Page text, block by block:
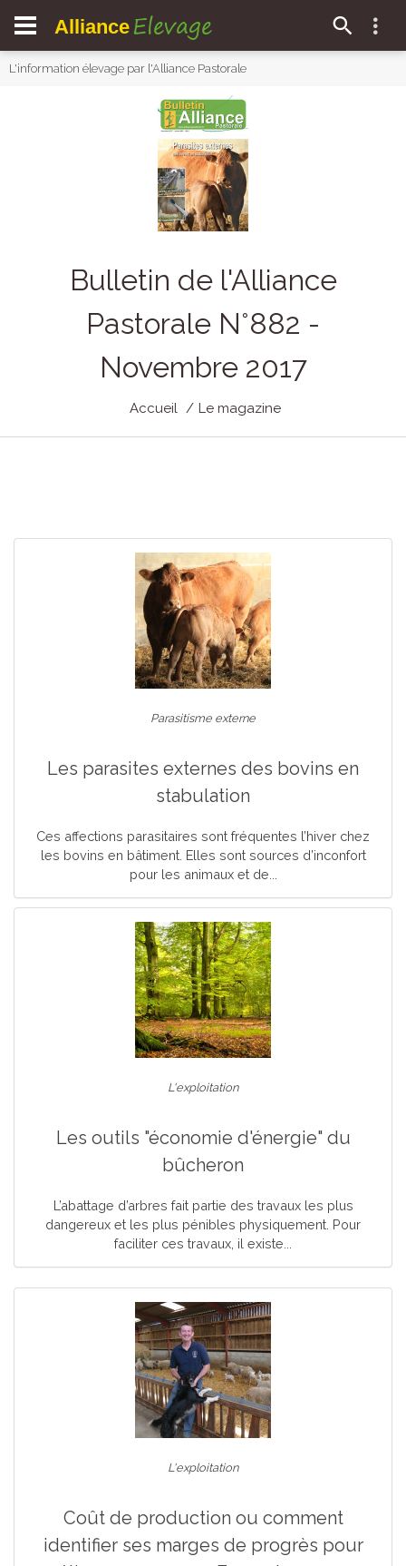
Alliance Elevage
L'information élevage par l'Alliance Pastorale
Bulletin de l'Alliance
Pastorale N°882 -
Novembre 2017
Accueil Le magazine
Parasitisme externe
Les parasites externes des bovins en
stabulation
Ces affections parasitaires sont fréquentes l’hiver chez
les bovins en bâtiment. Elles sont sources d’inconfort
pour les animaux et de...
L'exploitation
Les outils "économie d'énergie" du
bûcheron
L’abattage d’arbres fait partie des travaux les plus
dangereux et les plus pénibles physiquement. Pour
faciliter ces travaux, il existe...
L'exploitation
Coût de production ou comment
identifier ses marges de progrès pour